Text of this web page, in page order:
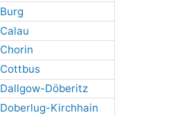
Burg
Calau
Chorin
Cottbus
Dallgow-Döberitz
Doberlug-Kirchhain